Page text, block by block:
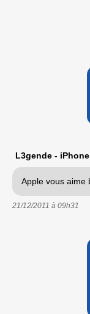
L3gende - iPhone
Apple vous aime
21/12/2011 à 09h31